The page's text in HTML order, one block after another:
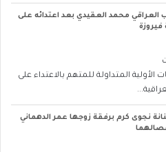
العراقي محمد العقيدي بعد اعتدائه على
فيروزة
الأولية المتداولة للمتهم بالاعتداء على
نجوى كرم برفقة زوجها عمر الدهماني